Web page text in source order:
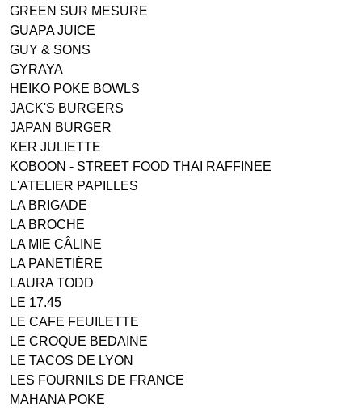
GREEN SUR MESURE
GUAPA JUICE
GUY & SONS
GYRAYA
HEIKO POKE BOWLS
JACK'S BURGERS
JAPAN BURGER
KER JULIETTE
KOBOON - STREET FOOD THAI RAFFINEE
L'ATELIER PAPILLES
LA BRIGADE
LA BROCHE
LA MIE CÂLINE
LA PANETIÈRE
LAURA TODD
LE 17.45
LE CAFE FEUILETTE
LE CROQUE BEDAINE
LE TACOS DE LYON
LES FOURNILS DE FRANCE
MAHANA POKE